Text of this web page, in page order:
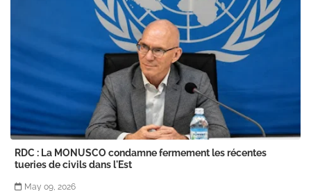
RDC : La MONUSCO condamne fermement les récentes
tueries de civils dans l'Est
May 09, 2026